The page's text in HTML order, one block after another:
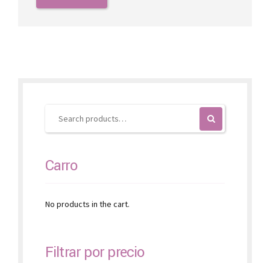
has
product
Carro
No products in the cart.
Filtrar por precio